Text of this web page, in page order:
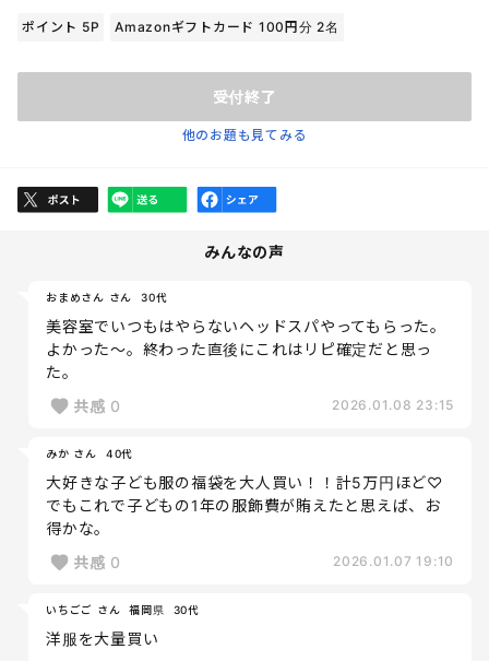
ポイント 5P Amazonギフトカード 100円分 2名
受付終了
他のお題も見てみる
みんなの声
おまめさん さん 30代
美容室でいつもはやらないヘッドスパやってもらった。
よかった〜。終わった直後にこれはリピ確定だと思っ
た。
共感 0 2026.01.08 23:15
みか さん 40代
大好きな子ども服の福袋を大人買い！！計5万円ほど♡
でもこれで子どもの1年の服飾費が賄えたと思えば、お
得かな。
共感 0 2026.01.07 19:10
いちごご さん 福岡県 30代
洋服を大量買い